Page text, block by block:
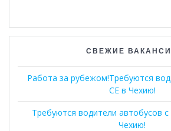
СВЕЖИЕ
Работа за рубежом!Требуются
СЕ в Чехию!
Требуются водители автобусов с
Чехию!